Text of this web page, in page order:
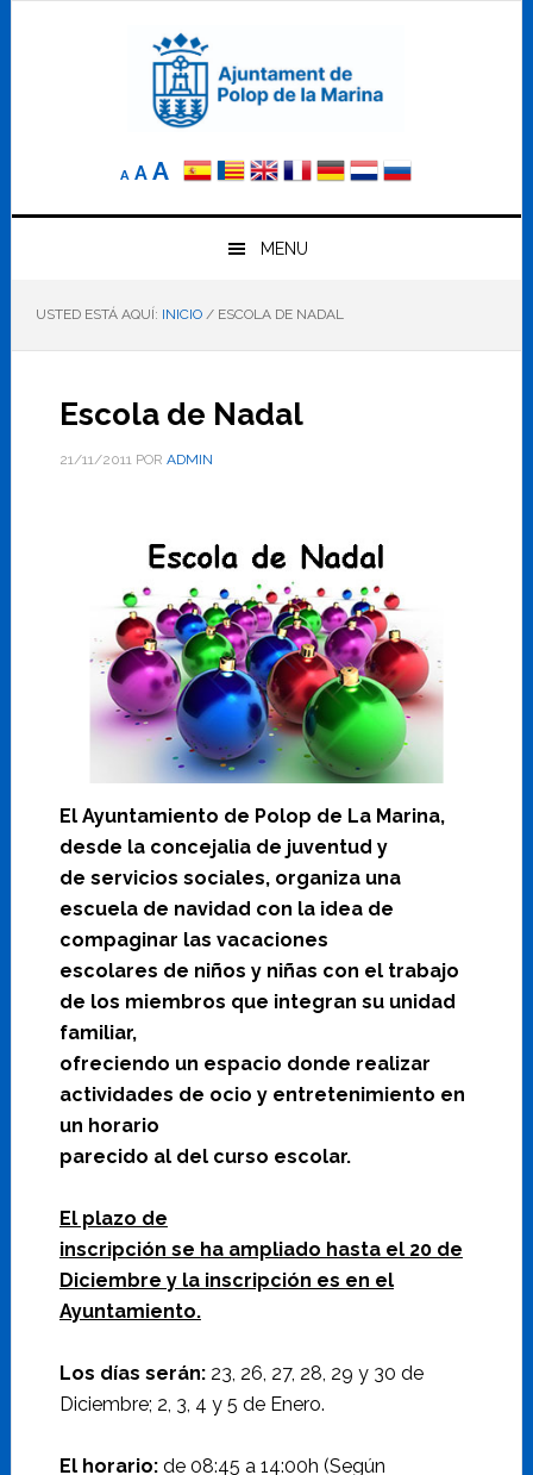
A
Reducir
elA Tamaño
AAumentar
el
tamaño
letra
MENU
USTED ESTÁ AQUÍ: INICIO /ESCOLA DE NADAL
Escola de Nadal
21/11/2011POR ADMIN
El Ayuntamiento de Polop de La Marina,
desde la concejalia de juventud y
de servicios sociales, organiza una
escuela de navidad con la idea de
compaginar las vacaciones
escolares de niños y niñas con el trabajo
de los miembros que integran su unidad
familiar,
ofreciendo un espacio donde realizar
actividades de ocio y entretenimiento en
un horario
parecido al del curso escolar.
El plazo de
inscripción se ha ampliado hasta el 20 de
Diciembre y la inscripción es en el
Ayuntamiento.
Los días serán:23, 26, 27, 28, 29 y 30 de
Diciembre; 2, 3, 4 y 5 de Enero.
El horario:de 08:45 a 14:00h (Según